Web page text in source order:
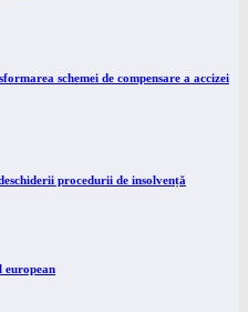
schemei de compensare a accizei
procedurii de insolvență
european